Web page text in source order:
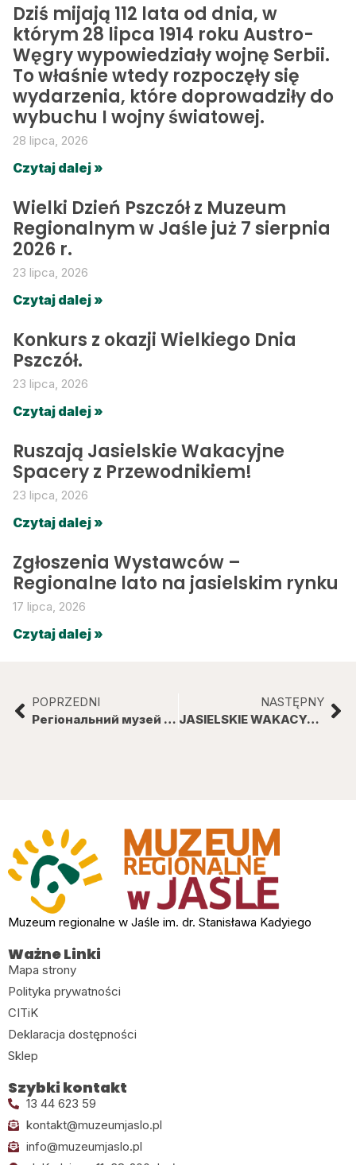
Dziś mijają 112 lata od dnia, w
którym 28 lipca 1914 roku Austro-
Węgry wypowiedziały wojnę Serbii.
To właśnie wtedy rozpoczęły się
wydarzenia, które doprowadziły do
wybuchu I wojny światowej.
28 lipca, 2026
Czytaj dalej »
Wielki Dzień Pszczół z Muzeum
Regionalnym w Jaśle już 7 sierpnia
2026 r.
23 lipca, 2026
Czytaj dalej »
Konkurs z okazji Wielkiego Dnia
Pszczół.
23 lipca, 2026
Czytaj dalej »
Ruszają Jasielskie Wakacyjne
Spacery z Przewodnikiem!
23 lipca, 2026
Czytaj dalej »
Zgłoszenia Wystawców –
Regionalne lato na jasielskim rynku
17 lipca, 2026
Czytaj dalej »
POPRZEDNI
Регіональний музей в Яслі Запрошує на безкоштовні культурнізаходи з метою пізнанняпольської мовий культури.
NASTĘPNY
JASIELSKIE WAKACYJNE SPACERY Z PRZEWODNIKIEM – 21.07.2022
Muzeum regionalne w Jaśle im. dr. Stanisława Kadyiego
Ważne Linki
Mapa strony
Polityka prywatności
CITiK
Deklaracja dostępności
Sklep
Szybki kontakt
13 44 623 59
kontakt@muzeumjaslo.pl
info@muzeumjaslo.pl